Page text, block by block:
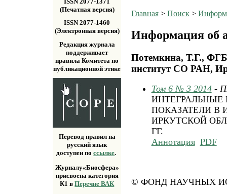
(Печатная версия)
ISSN 2077-1460
(Электронная версия)
Редакция журнала
поддерживает
правила Комитета по
публикационной этике
Перевод правил на
русский язык
доступен поссылке.
Журналу«Биосфера»
присвоена категория
К1 вПеречне ВАК
Главная> Поиск>
Информация об
Потемкина, Т.Г.,
институт СО РАН,
Том 6 № 3 2014-
ПОКАЗАТЕЛИ В
ИРКУТСКОЙ
ГГ.
Аннотация PDF
© ФОНД НАУЧНЫХ